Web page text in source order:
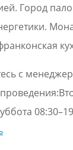
Город
с